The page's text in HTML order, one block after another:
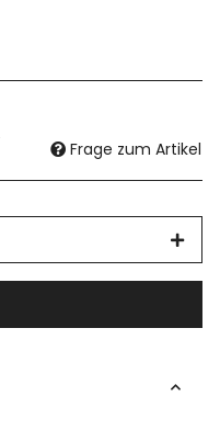
Frage zum Artikel